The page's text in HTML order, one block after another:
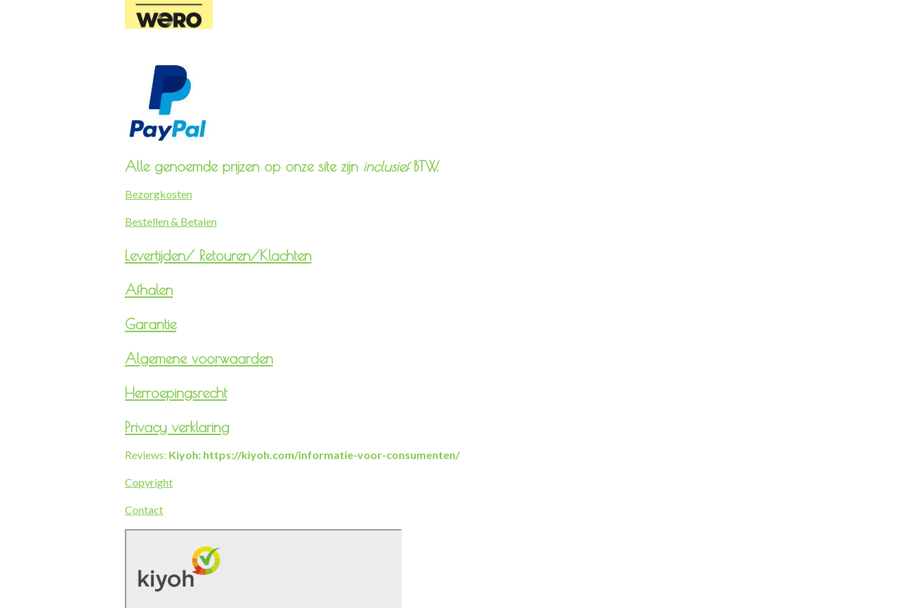
Alle genoemde prijzen op onze site zijn inclusiefBTW.
Bezorgkosten
Bestellen & Betalen
Levertijden/ Retouren/Klachten
Afhalen
Garantie
Algemene voorwaarden
Herroepingsrecht
Privacy verklaring
Reviews: Kiyoh: https://kiyoh.com/informatie-voor-consumenten/
Copyright
Contact